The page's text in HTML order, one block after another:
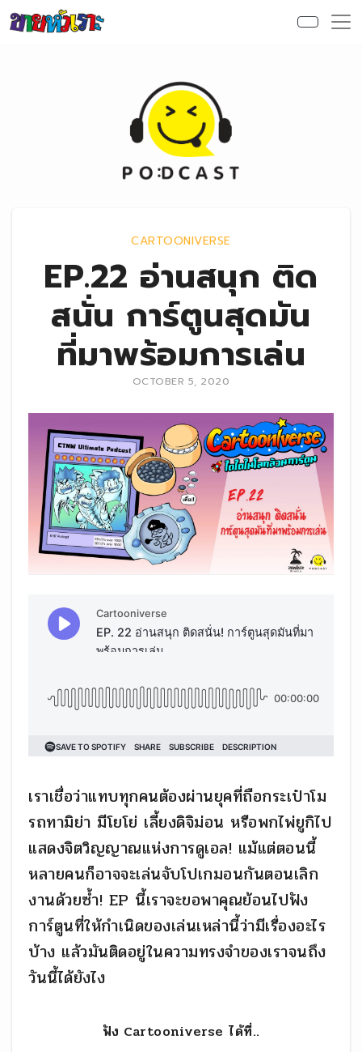
Skip to content
CARTOONIVERSE
EP.22 อ่านสนุก ติด
สนั่น การ์ตูนสุดมัน
ที่มาพร้อมการเล่น
OCTOBER 5, 2020
เราเชื่อว่าแทบทุกคนต้องผ่านยุคที่ถือกระเป๋าโม
รถทามิย่า มีโยโย่ เลี้ยงดิจิม่อน หรือพกไพ่ยูกิไป
แสดงจิตวิญญาณแห่งการดูเอล! แม้แต่ตอนนี้
หลายคนก็อาจจะเล่นจับโปเกมอนกันตอนเลิก
งานด้วยซ้ำ! EP นี้เราจะขอพาคุณย้อนไปฟัง
การ์ตูนที่ให้กำเนิดของเล่นเหล่านี้ว่ามีเรื่องอะไร
บ้าง แล้วมันติดอยู่ในความทรงจำของเราจนถึง
วันนี้ได้ยังไง
ฟัง Cartooniverse ได้ที่..